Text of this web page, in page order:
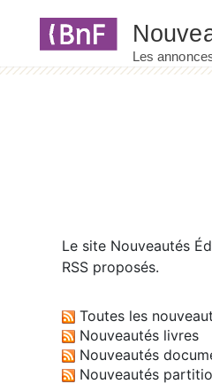
Le site Nouveautés
RSS proposés.
Toutes les
Nouveautés livres
Nouveautés
Nouveautés